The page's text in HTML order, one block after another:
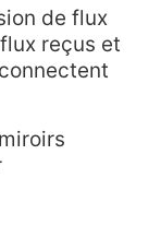
de flux
reçus et